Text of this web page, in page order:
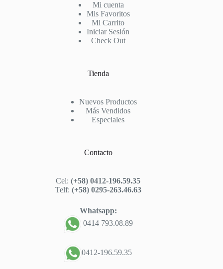
Mi cuenta
Mis Favoritos
Mi Carrito
Iniciar Sesión
Check Out
Tienda
Nuevos Productos
Más Vendidos
Especiales
Contacto
Cel:(+58) 0412-196.59.35
Telf: (+58) 0295-263.46.63
Whatsapp:
0414 793.08.89
0412-196.59.35